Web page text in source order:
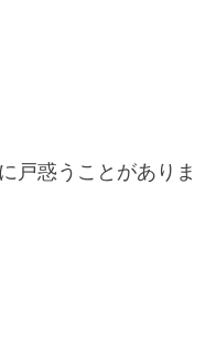
戸惑うことがありま